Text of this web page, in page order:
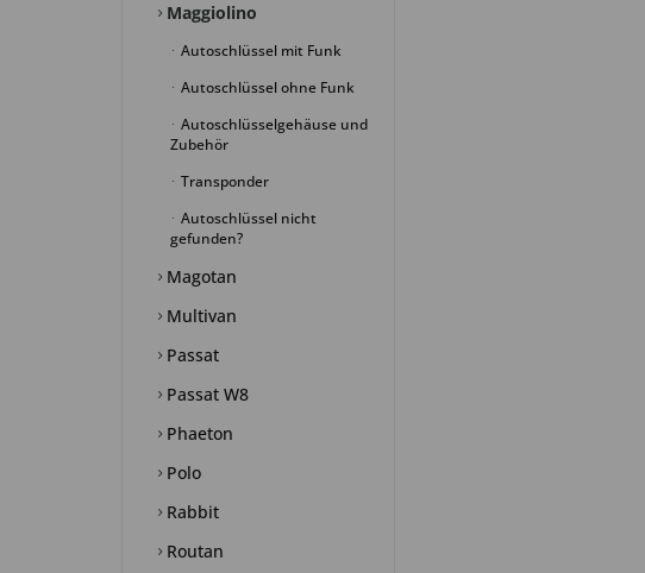
Maggiolino
Autoschlüssel mit Funk
Autoschlüssel ohne Funk
Autoschlüsselgehäuse und
Zubehör
Transponder
Autoschlüssel nicht
gefunden?
Magotan
Multivan
Passat
Passat W8
Phaeton
Polo
Rabbit
Routan